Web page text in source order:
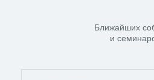
Ближайших
и